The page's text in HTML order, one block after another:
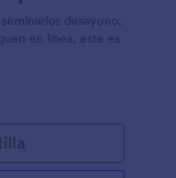
desayuno,
en línea, este es